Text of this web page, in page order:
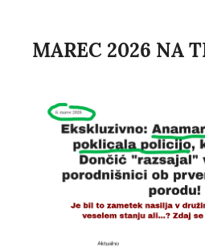
MAREC 2026 NA